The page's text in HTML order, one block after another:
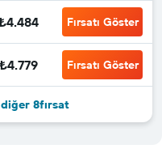
Fırsatı Göster
₺4.779 Fırsatı Göster
8fırsat